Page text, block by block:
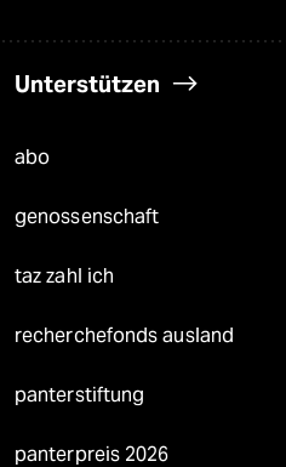
Unterstützen
abo
genossenschaft
taz zahl ich
recherchefonds ausland
panterstiftung
panterpreis 2026